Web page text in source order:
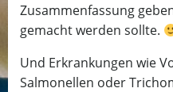
Zusammenfassung
gemacht werden sollte.
Und Erkrankungen wie
Salmonellen oder